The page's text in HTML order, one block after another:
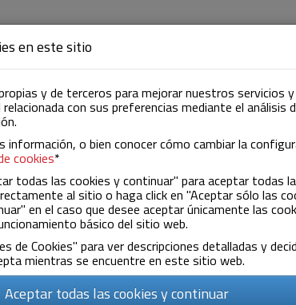
el TACOGRAFO
en este sitio
y de terceros para mejorar nuestros servicios y
con sus preferencias mediante el análisis
información, o bien conocer cómo cambiar la
cookies*
todas las cookies y continuar" para aceptar todas
al sitio o haga click en "Aceptar sólo las
en el caso que desee aceptar únicamente las
básico del sitio web.
de Cookies" para ver descripciones detalladas y
mientras se encuentre en este sitio web.
Aceptar todas las cookies y continuar